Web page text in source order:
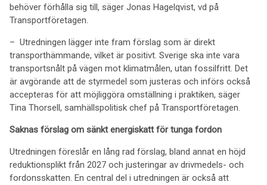
behöver förhålla sig till, säger Jonas Hagelqvist, vd på
Transportföretagen.
– Utredningen lägger inte fram förslag som är direkt
transporthämmande, vilket är positivt. Sverige ska inte vara
transportsnålt på vägen mot klimatmålen, utan fossilfritt. Det
är avgörande att de styrmedel som justeras och införs också
accepteras för att möjliggöra omställning i praktiken, säger
Tina Thorsell, samhällspolitisk chef på Transportföretagen.
Saknas förslag om sänkt energiskatt för tunga fordon
Utredningen föreslår en lång rad förslag, bland annat en höjd
reduktionsplikt från 2027 och justeringar av drivmedels- och
fordonsskatten. En central del i utredningen är också att